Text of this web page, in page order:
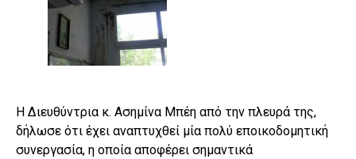
Η Διευθύντρια κ. Ασημίνα Μπέη από την πλευρά της,
δήλωσε ότι έχει αναπτυχθεί μία πολύ εποικοδομητική
συνεργασία, η οποία αποφέρει σημαντικά